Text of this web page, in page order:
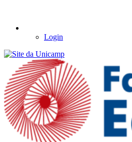
Login